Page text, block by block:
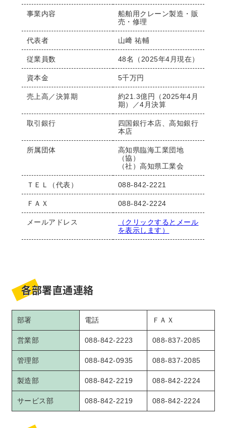
事業内容
船舶用クレーン製造・販
売・修理
代表者 山﨑 祐輔
従業員数 48名（2025年4月現在）
資本金 5千万円
売上高／決算期
約21.3億円（2025年4月
期）／4月決算
取引銀行
四国銀行本店、高知銀行
本店
所属団体
高知県臨海工業団地
（協）
（社）高知県工業会
ＴＥＬ（代表） 088-842-2221
ＦＡＸ 088-842-2224
メールアドレス
（クリックするとメール
を表示します）
各部署直通連絡
部署 電話 ＦＡＸ
営業部 088-842-2223 088-837-2085
管理部 088-842-0935 088-837-2085
製造部 088-842-2219 088-842-2224
サービス部 088-842-2219 088-842-2224